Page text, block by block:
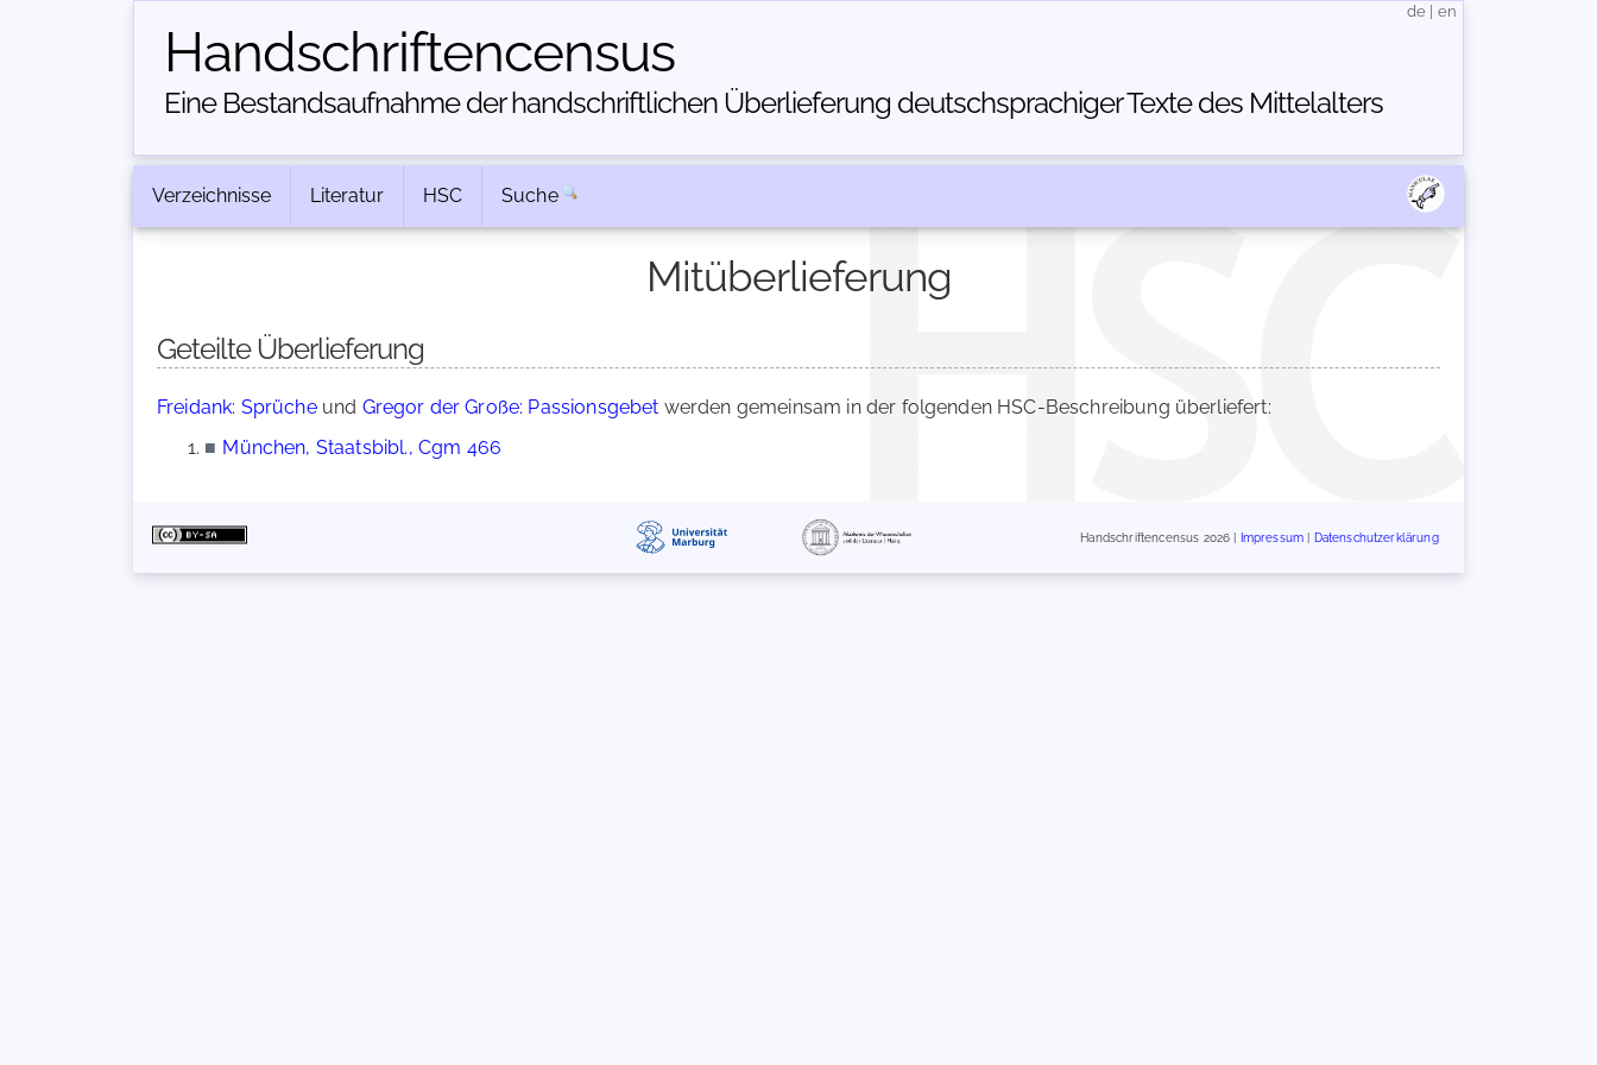
Handschriften­census
Eine Bestandsaufnahme der handschriftlichen Über­lieferung deutschsprachiger Texte des Mittelalters
de en
Verzeichnisse Literatur HSC Suche
Mitüberlieferung
Geteilte Überlieferung
Freidank: Sprücheund Gregor der Große: Passionsgebet werden gemeinsam in der folgenden HSC-Beschreibung überliefert:
■ München, Staatsbibl., Cgm 466
Handschriftencensus 2026 | Impressum Datenschutzerklärung